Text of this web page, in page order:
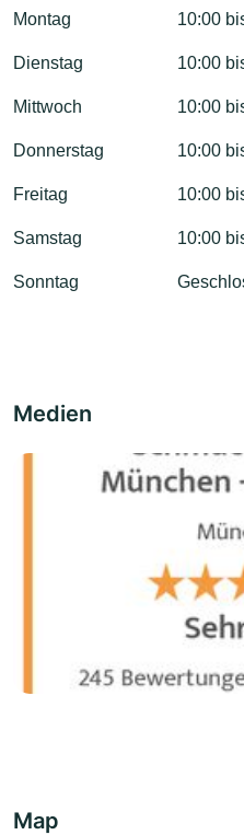
Montag 10:00
Dienstag 10:00
Mittwoch 10:00
Donnerstag 10:00
Freitag 10:00
Samstag 10:00
Sonntag
Medien
Map